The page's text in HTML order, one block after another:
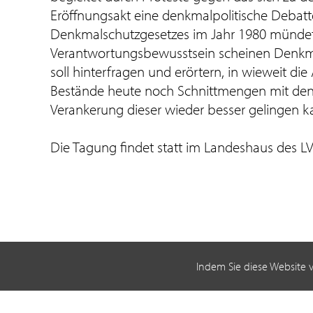
Indem Sie diese
Eröffnungsakt eine denkmalpolitische
Denkmalschutzgesetzes im Jahr 1980
Verantwortungsbewusstsein scheinen
soll hinterfragen und erörtern, in wieweit
Bestände heute noch Schnittmengen mit
Verankerung dieser wieder besser gelingen
Die Tagung findet statt im Landeshaus des